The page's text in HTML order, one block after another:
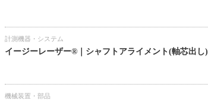
計測機器・システム
イージーレーザー®｜シャフトアライメント(軸芯出し)
機械装置・部品